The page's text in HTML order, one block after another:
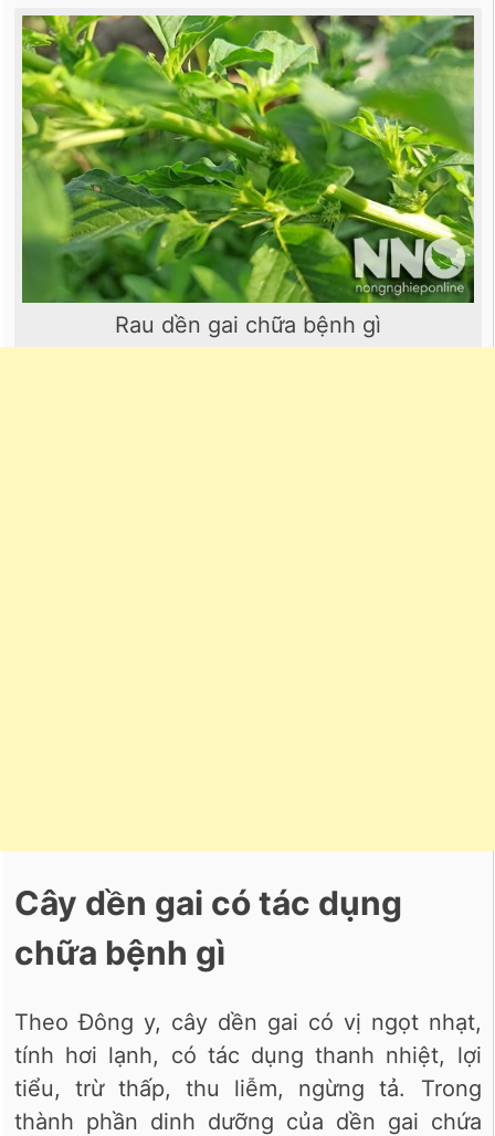
Rau dền gai chữa bệnh gì
Cây dền gai có tác dụng
chữa bệnh gì
Theo Đông y, cây dền gai có vị ngọt nhạt,
tính hơi lạnh, có tác dụng thanh nhiệt, lợi
tiểu, trừ thấp, thu liễm, ngừng tả. Trong
thành phần dinh dưỡng của dền gai chứa